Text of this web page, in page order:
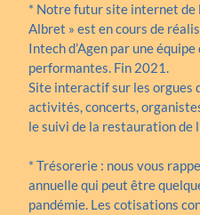
* Notre futur site internet de
Albret » est en cours de
Intech d’Agen par une
performantes. Fin 2021.
Site interactif sur les orgues
activités, concerts,
le suivi de la restauration de
* Trésorerie : nous vous
annuelle qui peut être
pandémie. Les cotisations